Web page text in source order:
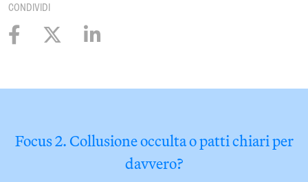
CONDIVIDI
Focus 2. Collusione occulta o patti chiari per
davvero?